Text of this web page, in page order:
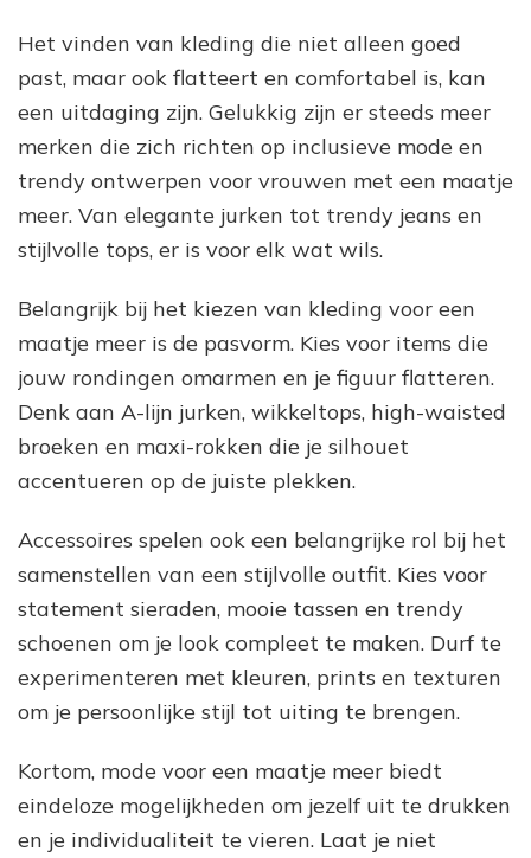
Het vinden van kleding die niet alleen goed
past, maar ook flatteert en comfortabel is, kan
een uitdaging zijn. Gelukkig zijn er steeds meer
merken die zich richten op inclusieve mode en
trendy ontwerpen voor vrouwen met een maatje
meer. Van elegante jurken tot trendy jeans en
stijlvolle tops, er is voor elk wat wils.
Belangrijk bij het kiezen van kleding voor een
maatje meer is de pasvorm. Kies voor items die
jouw rondingen omarmen en je figuur flatteren.
Denk aan A-lijn jurken, wikkeltops, high-waisted
broeken en maxi-rokken die je silhouet
accentueren op de juiste plekken.
Accessoires spelen ook een belangrijke rol bij het
samenstellen van een stijlvolle outfit. Kies voor
statement sieraden, mooie tassen en trendy
schoenen om je look compleet te maken. Durf te
experimenteren met kleuren, prints en texturen
om je persoonlijke stijl tot uiting te brengen.
Kortom, mode voor een maatje meer biedt
eindeloze mogelijkheden om jezelf uit te drukken
en je individualiteit te vieren. Laat je niet